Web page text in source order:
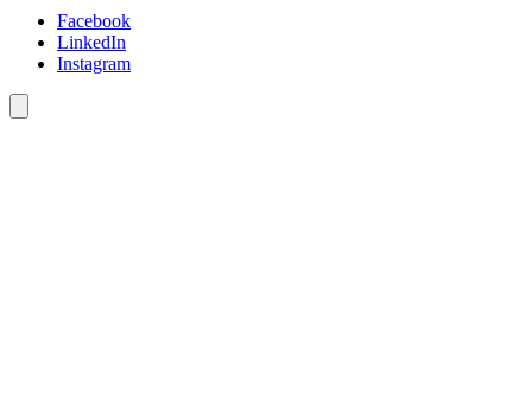
Facebook
LinkedIn
Instagram